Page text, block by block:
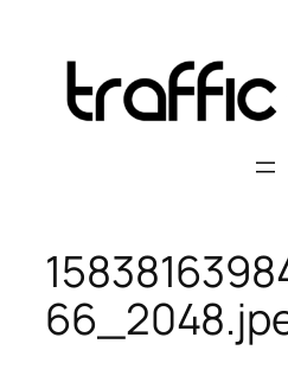
content